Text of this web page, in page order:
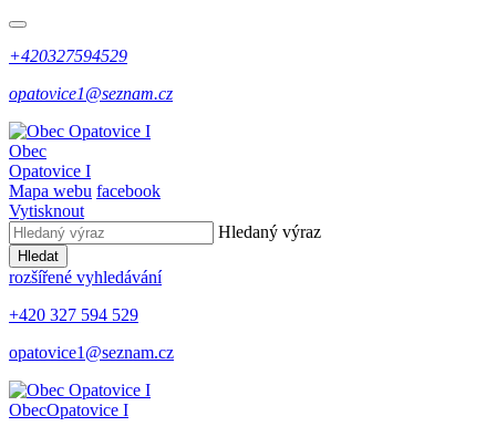
+420327594529
opatovice1@seznam.cz
Obec
Opatovice I
Mapa webu facebook
Vytisknout
Hledaný výraz
Hledat
rozšířené vyhledávání
+420 327 594 529
opatovice1@seznam.cz
ObecOpatovice I